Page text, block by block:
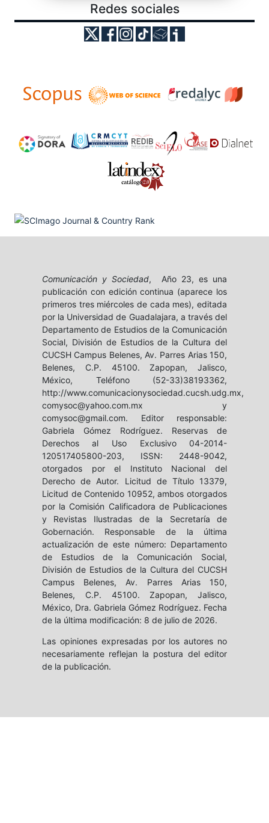
Redes sociales
Comunicación y Sociedad, Año 23, es una
publicación con edición continua (aparece los
primeros tres miércoles de cada mes), editada
por la Universidad de Guadalajara, a través del
Departamento de Estudios de la Comunicación
Social, División de Estudios de la Cultura del
CUCSH Campus Belenes, Av. Parres Arias 150,
Belenes, C.P. 45100. Zapopan, Jalisco,
México, Teléfono (52-33)38193362,
http://www.comunicacionysociedad.cucsh.udg.mx,
comysoc@yahoo.com.mx y
comysoc@gmail.com. Editor responsable:
Gabriela Gómez Rodríguez. Reservas de
Derechos al Uso Exclusivo 04-2014-
120517405800-203, ISSN: 2448-9042,
otorgados por el Instituto Nacional del
Derecho de Autor. Licitud de Título 13379,
Licitud de Contenido 10952, ambos otorgados
por la Comisión Calificadora de Publicaciones
y Revistas Ilustradas de la Secretaría de
Gobernación. Responsable de la última
actualización de este número: Departamento
de Estudios de la Comunicación Social,
División de Estudios de la Cultura del CUCSH
Campus Belenes, Av. Parres Arias 150,
Belenes, C.P. 45100. Zapopan, Jalisco,
México, Dra. Gabriela Gómez Rodríguez. Fecha
de la última modificación: 8 de julio de 2026.
Las opiniones expresadas por los autores no
necesariamente reflejan la postura del editor
de la publicación.